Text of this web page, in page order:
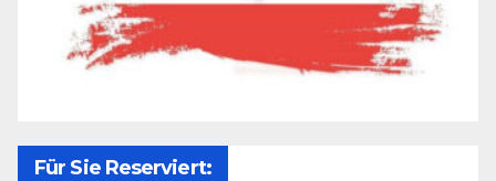
Für Sie Reserviert: